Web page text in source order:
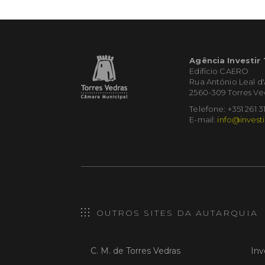
Agência Investir
Edifício CAERO
Rua António Leal
2560-309 Torres
Telefone: +351 261
E-mail:
OUTROS SITES DA AUTARQUIA
C. M. de Torres Vedras